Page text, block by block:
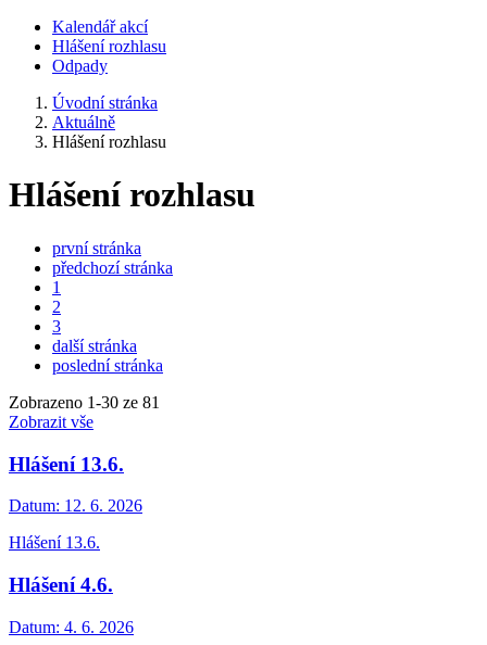
Kalendář akcí
Hlášení rozhlasu
Odpady
Úvodní stránka
Aktuálně
Hlášení rozhlasu
Hlášení rozhlasu
první stránka
předchozí stránka
1
2
3
další stránka
poslední stránka
Zobrazeno 1-30 ze 81
Zobrazit vše
Hlášení 13.6.
Datum: 12. 6. 2026
Hlášení 13.6.
Hlášení 4.6.
Datum: 4. 6. 2026